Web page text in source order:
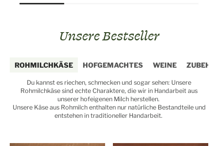
Unsere Bestseller
ROHMILCHKÄSE HOFGEMACHTES WEINE
Du kannst es riechen, schmecken und sogar sehen: Unsere
Rohmilchkäse sind echte Charaktere, die wir in Handarbeit aus
unserer hofeigenen Milch herstellen.
Unsere Käse aus Rohmilch enthalten nur natürliche Bestandteile und
entstehen in traditioneller Handarbeit.